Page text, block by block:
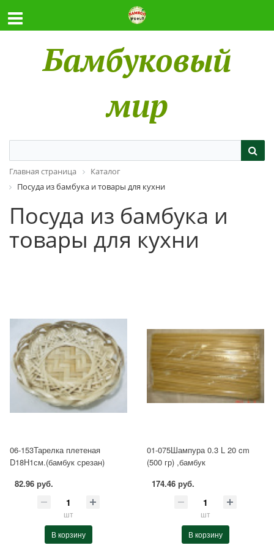
Бамбуковый
мир
Главная страница
Каталог
Посуда из бамбука и товары для кухни
Посуда из бамбука и
товары для кухни
06-153Тарелка плетеная
D18Н1см.(бамбук срезан)
82.96 руб.
шт
В корзину
01-075Шампура 0.3 L 20 cm
(500 гр) ,бамбук
174.46 руб.
шт
В корзину